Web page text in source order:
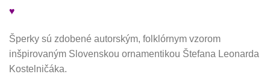
♥
Šperky sú zdobené autorským, folklórnym vzorom
inšpirovaným Slovenskou ornamentikou Štefana Leonarda
Kostelničáka.